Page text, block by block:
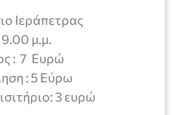
Ιεράπετρας
μ.μ.
: 7 Ευρώ
: 5 Εύρω
3 ευρώ